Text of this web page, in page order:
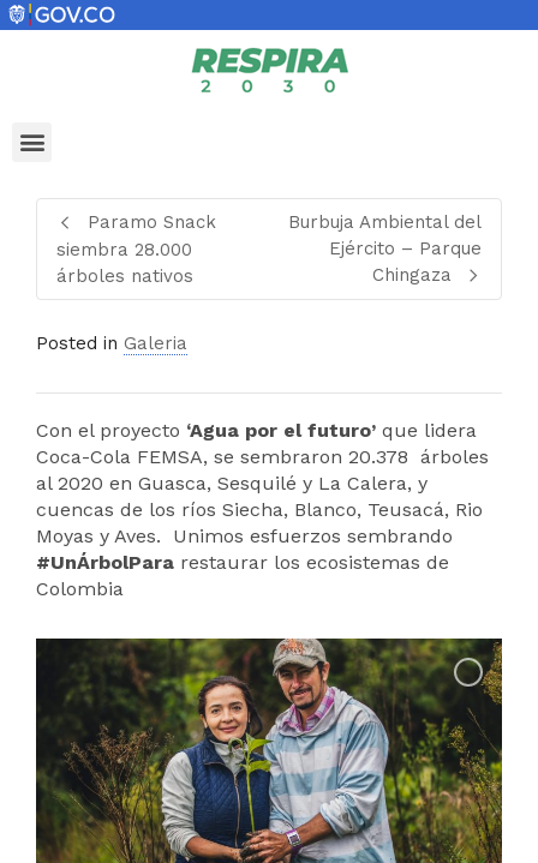
Paramo Snack
siembra 28.000
árboles nativos
Burbuja Ambiental del
Ejército – Parque
Chingaza
Posted in Galeria
Con el proyecto ‘Agua por el futuro’ que lidera
Coca-Cola FEMSA, se sembraron 20.378 árboles
al 2020 en Guasca, Sesquilé y La Calera, y
cuencas de los ríos Siecha, Blanco, Teusacá, Rio
Moyas y Aves. Unimos esfuerzos sembrando
#UnÁrbolPara restaurar los ecosistemas de
Colombia